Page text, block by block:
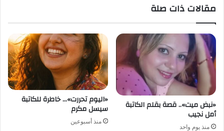
مقالات ذات صلة
«نبض ميت».. قصة بقلم الكاتبة
أمل نجيب
منذ يوم واحد
«اليوم تحررت»… خاطرة للكاتبة
سيسل مكرم
منذ أسبوعين